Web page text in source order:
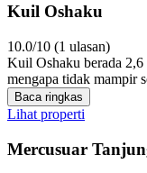
Kuil Oshaku
10.0/10 (1 ulasan)
Kuil Oshaku berada
mengapa tidak mampir
Baca ringkas
Lihat properti
Mercusuar